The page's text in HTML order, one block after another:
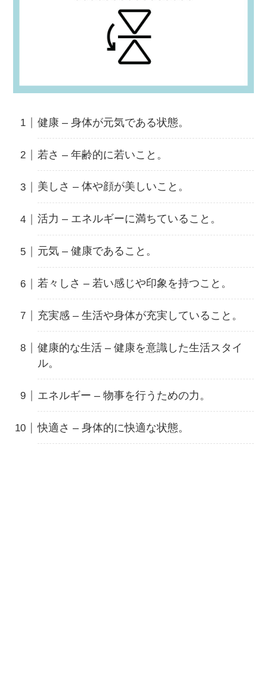
健康 – 身体が元気である状態。
若さ – 年齢的に若いこと。
美しさ – 体や顔が美しいこと。
活力 – エネルギーに満ちていること。
元気 – 健康であること。
若々しさ – 若い感じや印象を持つこと。
充実感 – 生活や身体が充実していること。
健康的な生活 – 健康を意識した生活スタイ
ル。
エネルギー – 物事を行うための力。
快適さ – 身体的に快適な状態。